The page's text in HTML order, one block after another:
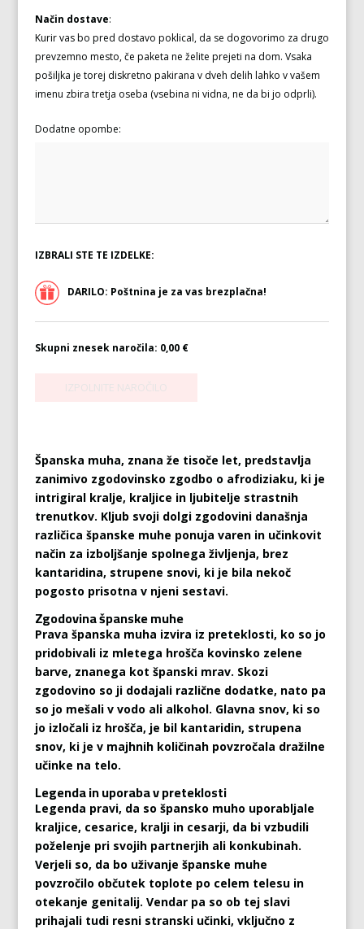
Način dostave:
Kurir vas bo pred dostavo poklical, da se dogovorimo za drugo
prevzemno mesto, če paketa ne želite prejeti na dom. Vsaka
pošiljka je torej diskretno pakirana v dveh delih lahko v vašem
imenu zbira tretja oseba (vsebina ni vidna, ne da bi jo odprli).
Dodatne opombe:
IZBRALI STE TE IZDELKE:
DARILO: Poštnina je za vas brezplačna!
Skupni znesek naročila: 0,00 €
Španska muha, znana že tisoče let, predstavlja
zanimivo zgodovinsko zgodbo o afrodiziaku, ki je
intrigiral kralje, kraljice in ljubitelje strastnih
trenutkov. Kljub svoji dolgi zgodovini današnja
različica španske muhe ponuja varen in učinkovit
način za izboljšanje spolnega življenja, brez
kantaridina, strupene snovi, ki je bila nekoč
pogosto prisotna v njeni sestavi.
Zgodovina španske muhe
Prava španska muha izvira iz preteklosti, ko so jo
pridobivali iz mletega hrošča kovinsko zelene
barve, znanega kot španski mrav. Skozi
zgodovino so ji dodajali različne dodatke, nato pa
so jo mešali v vodo ali alkohol. Glavna snov, ki so
jo izločali iz hrošča, je bil kantaridin, strupena
snov, ki je v majhnih količinah povzročala dražilne
učinke na telo.
Legenda in uporaba v preteklosti
Legenda pravi, da so špansko muho uporabljale
kraljice, cesarice, kralji in cesarji, da bi vzbudili
poželenje pri svojih partnerjih ali konkubinah.
Verjeli so, da bo uživanje španske muhe
povzročilo občutek toplote po celem telesu in
otekanje genitalij. Vendar pa so ob tej slavi
prihajali tudi resni stranski učinki, vključno z